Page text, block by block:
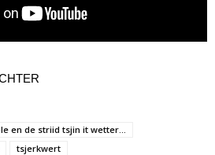
en de striid tsjin it wetter...
tsjerkwert